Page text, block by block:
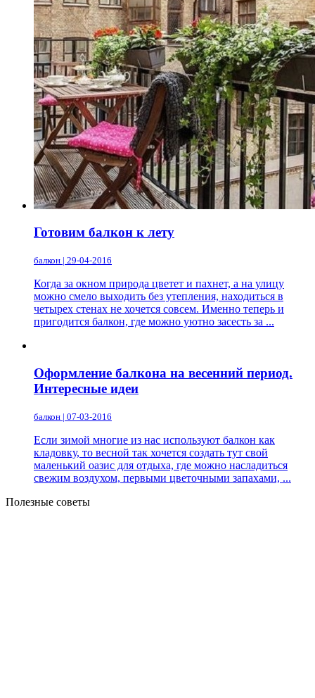
Готовим балкон к лету
балкон | 29-04-2016
Когда за окном природа цветет и пахнет, а на улицу
можно смело выходить без утепления, находиться в
четырех стенах не хочется совсем. Именно теперь и
пригодится балкон, где можно уютно засесть за ...
Оформление балкона на весенний период.
Интересные идеи
балкон | 07-03-2016
Если зимой многие из нас используют балкон как
кладовку, то весной так хочется создать тут свой
маленький оазис для отдыха, где можно насладиться
свежим воздухом, первыми цветочными запахами, ...
Полезные советы